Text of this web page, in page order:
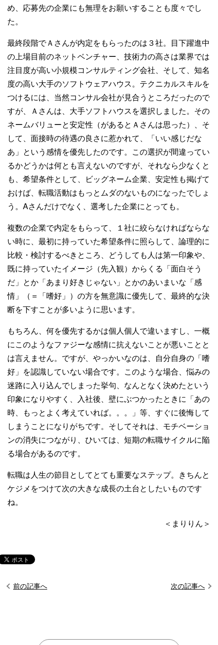
め、応募先の企業にも無理をお願いすることも度々でし
た。
最終段階でＡさんが内定をもらったのは３社。目下躍進中
の上場目前のネットベンチャー、技術力の高さは業界では
注目度が高い小規模コンサルティング会社、そして、知名
度の高い大手のソフトウェアハウス。テクニカルスキルを
つけるには、当然コンサル会社が見合うところだったので
すが、Ａさんは、大手ソフトハウスを選択しました。その
ネームバリューと安定性（があるとＡさんは思った）、そ
して、面接時の待遇の良さに惹かれて、「いい感じだな
あ」という感情を優先したのです。この選択が間違ってい
るかどうかは何とも言えないのですが、それなら少なくと
も、希望条件として、ビッグネーム企業、安定性も掲げて
おけば、転職活動はもっとムダのないものになったでしょ
う。Aさんだけでなく、選考した企業にとっても。
複数の企業で内定をもらって、１社に絞らなければならな
い時に、最初に持っていた希望条件に照らして、論理的に
比較・検討するべきところ、どうしても人は第一印象や、
既に持っていたイメージ（先入観）からくる「面白そう
だ」とか「あまり好きじゃない」とかのあいまいな「感
情」（＝「嗜好」）の方を無意識に優先して、最終的な決
断を下すことが多いように思います。
もちろん、何を優先するかは個人個人で違いますし、一概
にこのようなファジーな感情に抗えないことが悪いことと
は言えません。ですが、やっかいなのは、自分自身の「嗜
好」を認識していない場合です。このような場合、悩みの
迷路に入り込んでしまった挙句、なんとなく決めたという
印象になりやすく、入社後、壁にぶつかったときに「あの
時、もっとよく考えていれば。。。」等、すぐに後悔して
しまうことになりがちです。そしてそれは、モチベーショ
ンの消失につながり、ひいては、短期の転職サイクルに陥
る場合があるのです。
転職は人生の節目としてとても重要なステップ。きちんと
ケジメをつけて次の大きな成長の土台としたいものです
ね。
＜まりりん＞
前の記事へ 次の記事へ